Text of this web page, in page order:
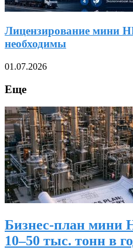
Лицензирование мини
необходимы
01.07.2026
Еще
Бизнес-план
10–50 тыс. тонн в